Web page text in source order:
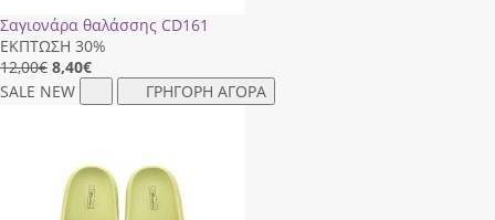
Σαγιονάρα θαλάσσης CD161
ΕΚΠΤΩΣΗ 30%
12,00€ 8,40€
SALE NEW ΓΡΗΓΟΡΗ ΑΓΟΡΑ